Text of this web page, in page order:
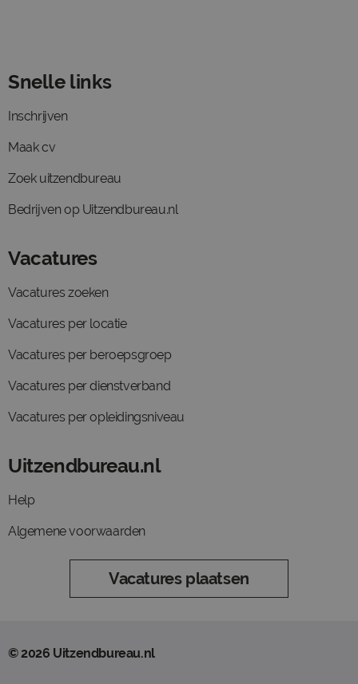
Snelle links
Inschrijven
Maak cv
Zoek uitzendbureau
Bedrijven op Uitzendbureau.nl
Vacatures
Vacatures zoeken
Vacatures per locatie
Vacatures per beroepsgroep
Vacatures per dienstverband
Vacatures per opleidingsniveau
Uitzendbureau.nl
Help
Algemene voorwaarden
Vacatures plaatsen
© 2026 Uitzendbureau.nl